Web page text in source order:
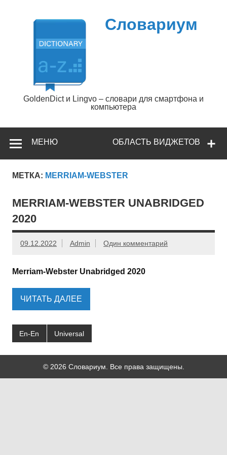
содержимому
Словариум
GoldenDict и Lingvo – словари для смартфона и
компьютера
ОБЛАСТЬ ВИДЖЕТОВ
МЕНЮ
МЕТКА: MERRIAM-WEBSTER
MERRIAM-WEBSTER UNABRIDGED
2020
09.12.2022 Admin Один комментарий
Merriam-Webster Unabridged 2020
ЧИТАТЬ ДАЛЕЕ
En-En Universal
© 2026 Словариум. Все права защищены.